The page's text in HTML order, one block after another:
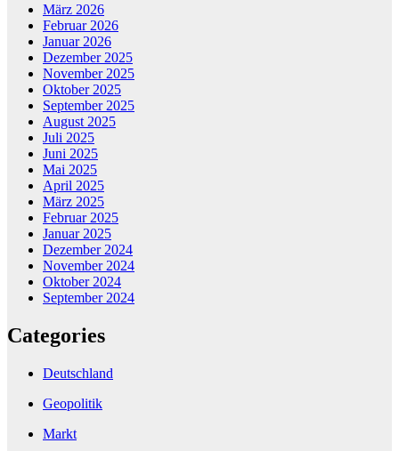
März 2026
Februar 2026
Januar 2026
Dezember 2025
November 2025
Oktober 2025
September 2025
August 2025
Juli 2025
Juni 2025
Mai 2025
April 2025
März 2025
Februar 2025
Januar 2025
Dezember 2024
November 2024
Oktober 2024
September 2024
Categories
Deutschland
Geopolitik
Markt